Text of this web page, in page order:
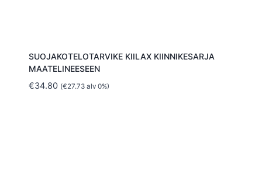
SUOJAKOTELOTARVIKE KIILAX KIINNIKESARJA
MAATELINEESEEN
€34.80 (€27.73alv 0%)